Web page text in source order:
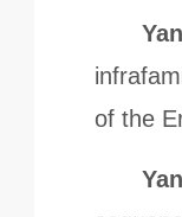
of the